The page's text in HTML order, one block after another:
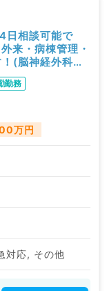
日相談可能で
来・病棟管理・
(脳神経外科／
勤務
万円
対応, その他